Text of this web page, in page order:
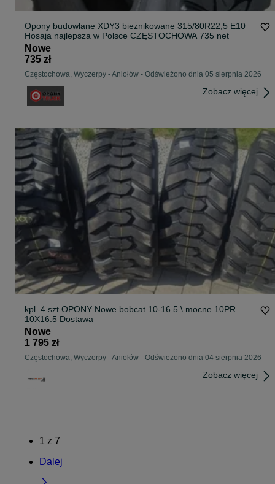
Opony budowlane XDY3 bieżnikowane 315/80R22,5 E10
Hosaja najlepsza w Polsce CZĘSTOCHOWA 735 net
Nowe
735 zł
Częstochowa, Wyczerpy - Aniołów - Odświeżono dnia 05 sierpnia 2026
Zobacz więcej
kpl. 4 szt OPONY Nowe bobcat 10-16.5 \ mocne 10PR
10X16.5 Dostawa
Nowe
1 795 zł
Częstochowa, Wyczerpy - Aniołów - Odświeżono dnia 04 sierpnia 2026
Zobacz więcej
1 z 7
Dalej